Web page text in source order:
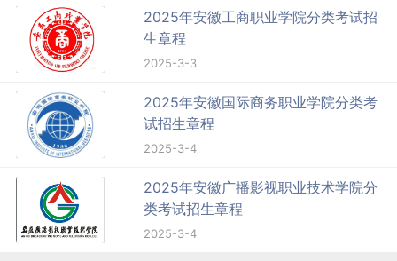
2025年安徽工商职业学院分类考试招
生章程
2025-3-3
2025年安徽国际商务职业学院分类考
试招生章程
2025-3-4
2025年安徽广播影视职业技术学院分
类考试招生章程
2025-3-4